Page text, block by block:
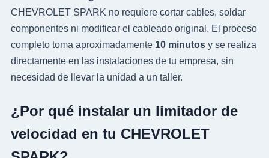
CHEVROLET SPARK no requiere cortar cables, soldar
componentes ni modificar el cableado original. El proceso
completo toma aproximadamente 10 minutosy se realiza
directamente en las instalaciones de tu empresa, sin
necesidad de llevar la unidad a un taller.
¿Por qué instalar un limitador de
velocidad en tu CHEVROLET